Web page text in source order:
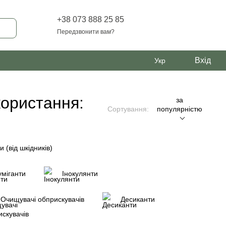
+38 073 888 25 85
Передзвонити вам?
Укр Вхід
Сортування:
за
популярністю
(від шкідників)
Інокулянти
Очищувачі обприскувачів Десиканти